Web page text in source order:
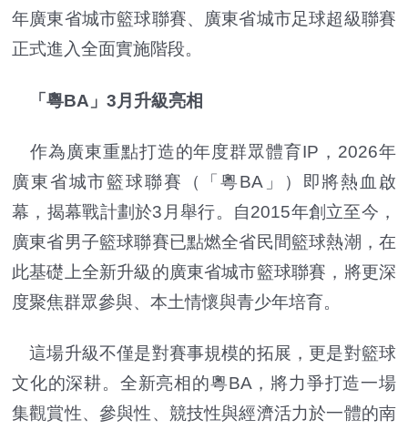
年廣東省城市籃球聯賽、廣東省城市足球超級聯賽
正式進入全面實施階段。
「粵BA」3月升級亮相
作為廣東重點打造的年度群眾體育IP，2026年
廣東省城市籃球聯賽（「粵BA」）即將熱血啟
幕，揭幕戰計劃於3月舉行。自2015年創立至今，
廣東省男子籃球聯賽已點燃全省民間籃球熱潮，在
此基礎上全新升級的廣東省城市籃球聯賽，將更深
度聚焦群眾參與、本土情懷與青少年培育。
這場升級不僅是對賽事規模的拓展，更是對籃球
文化的深耕。全新亮相的粵BA，將力爭打造一場
集觀賞性、參與性、競技性與經濟活力於一體的南